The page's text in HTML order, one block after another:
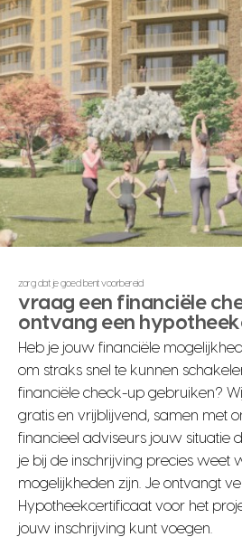
zorg dat je goed bent voorbereid
vraag een financiële
ontvang een
Heb je jouw financiële
om straks snel te kunnen
financiële check-up gebruiken?
gratis en vrijblijvend, samen met
financieel adviseurs jouw situatie
je bij de inschrijving precies weet
mogelijkheden zijn. Je ontvangt
Hypotheekcertificaat voor het
jouw inschrijving kunt voegen.